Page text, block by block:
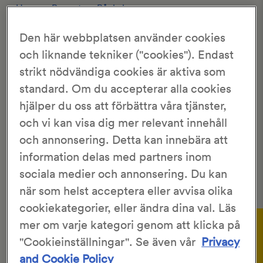
Hem > Recept > Rågkakor
RÅGKAKOR
KronJäst
4 st
1 tim 30 min
Frukostbröd är kul att variera. Prova denna rågkaka, god
och mättande.
2.83/5
6 Röster
Gör så här:
1 Lös jästen i mjölken, ca 25 °C.
Den här webbplatsen använder cookies
och liknande tekniker ("cookies"). Endast
strikt nödvändiga cookies är aktiva som
standard. Om du accepterar alla cookies
hjälper du oss att förbättra våra tjänster,
och vi kan visa dig mer relevant innehåll
och annonsering. Detta kan innebära att
information delas med partners inom
sociala medier och annonsering. Du kan
när som helst acceptera eller avvisa olika
cookiekategorier, eller ändra dina val. Läs
mer om varje kategori genom att klicka på
"Cookieinställningar". Se även vår Privacy
and Cookie Policy